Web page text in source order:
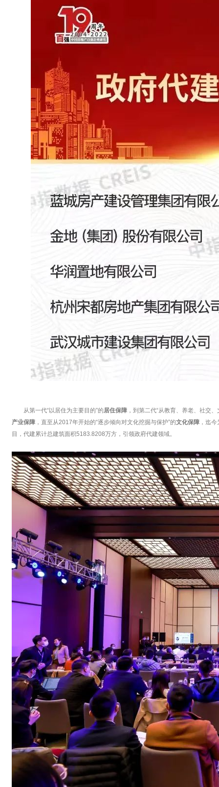
从第一代“以居住为主要目的”的居住保障 ，到第二代“从教育、养老、社交
产业保障 ，直至从2017年开始的“逐步倾向对文化挖掘与保护”的文化保障 ，迄
目，代建累计总建筑面积5183.8208万方，引领政府代建领域。